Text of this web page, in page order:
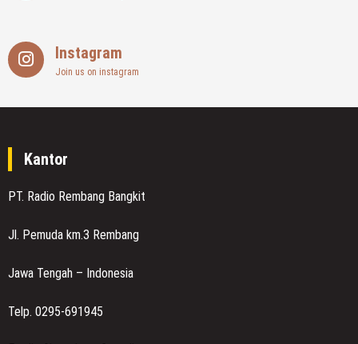
Instagram
Join us on instagram
Kantor
PT. Radio Rembang Bangkit
Jl. Pemuda km.3 Rembang
Jawa Tengah – Indonesia
Telp. 0295-691945